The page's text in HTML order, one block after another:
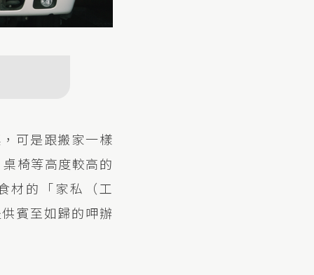
可是跟搬家一樣
椅等高度較高的
材的「家私（工
賓至如歸的呷辦